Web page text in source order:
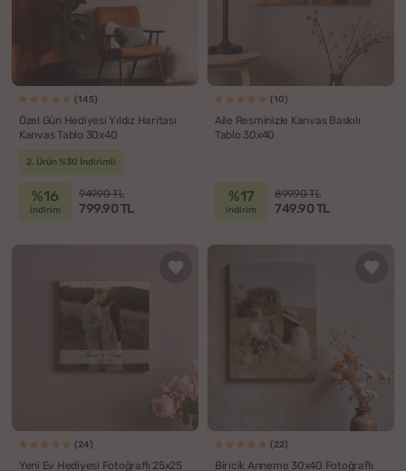
(145)
Özel Gün Hediyesi Yıldız Haritası
Kanvas Tablo 30x40
2. Ürün %30 İndirimli
%16
indirim
949.90 TL
799.90 TL
(10)
Aile Resminizle Kanvas Baskılı
Tablo 30x40
%17
indirim
899.90 TL
749.90 TL
(24)
Yeni Ev Hediyesi Fotoğraflı 25x25
(22)
Biricik Anneme 30x40 Fotoğraflı